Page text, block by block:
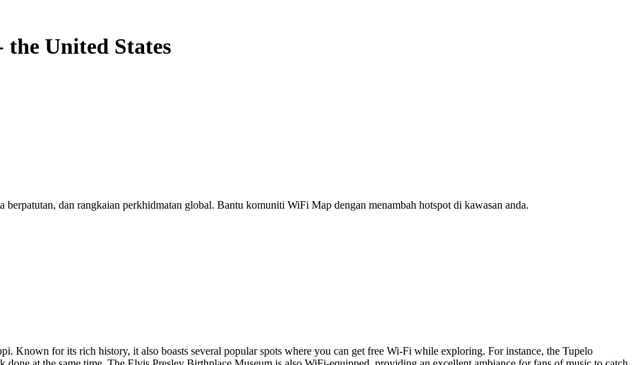
the United States
dan rangkaian perkhidmatan global. Bantu komuniti WiFi Map dengan menambah hotspot di kawasan anda.
Known for its rich history, it also boasts several popular spots where you can get free Wi-Fi while exploring. For instance, the Tupelo